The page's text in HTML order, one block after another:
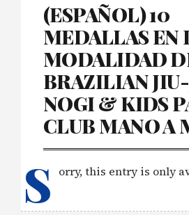
(ESPAÑOL) 10
MEDALLAS EN
MODALIDAD
BRAZILIAN
NOGI & KIDS
CLUB MANO A
S orry, this entry is only